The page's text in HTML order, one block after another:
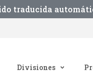
traducida
Divisiones